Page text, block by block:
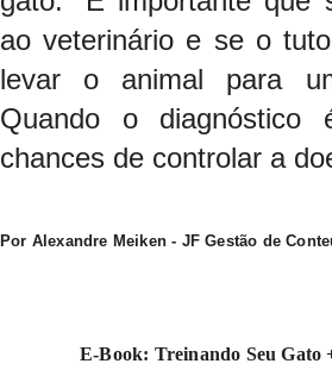
ao veterinário e se o
levar o animal para
Quando o
chances de controlar a
Por Alexandre Meiken - JF Gestão de
E-Book: Treinando Seu Gato